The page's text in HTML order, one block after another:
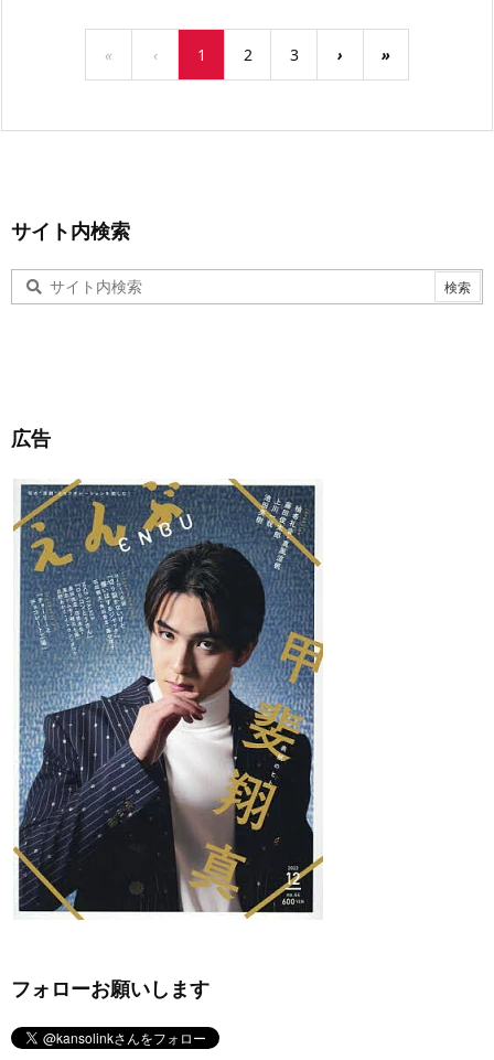
« ‹ 1 2 3 › »
サイト内検索
広告
フォローお願いします